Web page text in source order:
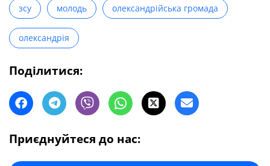
зсу молодь олександрійська громада
олександрія
Поділитися:
Приєднуйтеся до нас: